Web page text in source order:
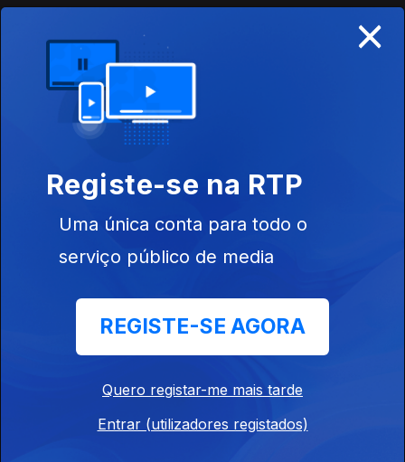
Com Jaime Goth
21 fev. 2026
Com Jaime Goth
14 fev. 2026
Com Jaime Goth
×
Registe-se na RTP
Uma única conta para todo o
serviço público de media
REGISTE-SE AGORA
Quero registar-me mais tarde
Entrar (utilizadores registados)